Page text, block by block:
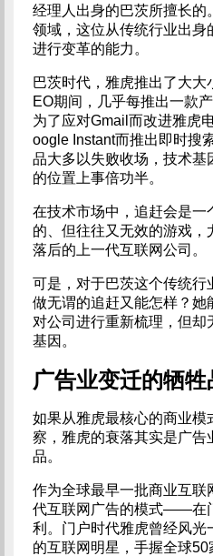
经理人出身的巴茨所擅长的
领域，这位从传统行业出身
进行变革的能力。
巴茨时代，雅虎推出了大
EO期间，几乎每推出一款
为了应对Gmail而改进雅虎
oogle Instant而推出即时搜
品大多以失败收场，技术基
的位置上事倍功半。
在技术市场中，追赶会是一
的、但往往又无效的游戏
落后的上一代互联网公司。
可是，对于巴茨这个传统行
做无谓的追赶又能怎样？她
对公司进行重新梳理，但却
基因。
广告业变迁的牺牲
如果从雅虎最核心的商业
察，雅虎的衰落其实是广告
品。
作为全球最早一批商业互联
代互联网广告的模式——在
利。门户时代雅虎曾经风光
的互联网明星，手握全球